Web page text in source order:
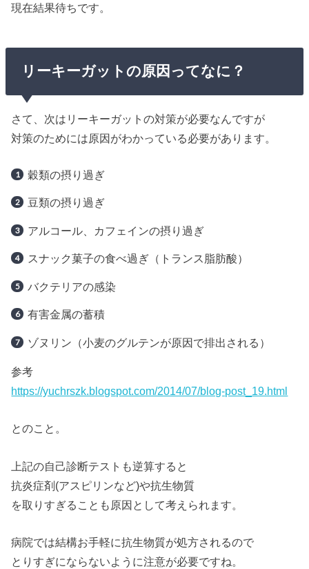
現在結果待ちです。
リーキーガットの原因ってなに？
さて、次はリーキーガットの対策が必要なんですが
対策のためには原因がわかっている必要があります。
穀類の摂り過ぎ
豆類の摂り過ぎ
アルコール、カフェインの摂り過ぎ
スナック菓子の食べ過ぎ（トランス脂肪酸）
バクテリアの感染
有害金属の蓄積
ゾヌリン（小麦のグルテンが原因で排出される）
参考
https://yuchrszk.blogspot.com/2014/07/blog-post_19.html
とのこと。
上記の自己診断テストも逆算すると
抗炎症剤(アスピリンなど)や抗生物質
を取りすぎることも原因として考えられます。
病院では結構お手軽に抗生物質が処方されるので
とりすぎにならないように注意が必要ですね。